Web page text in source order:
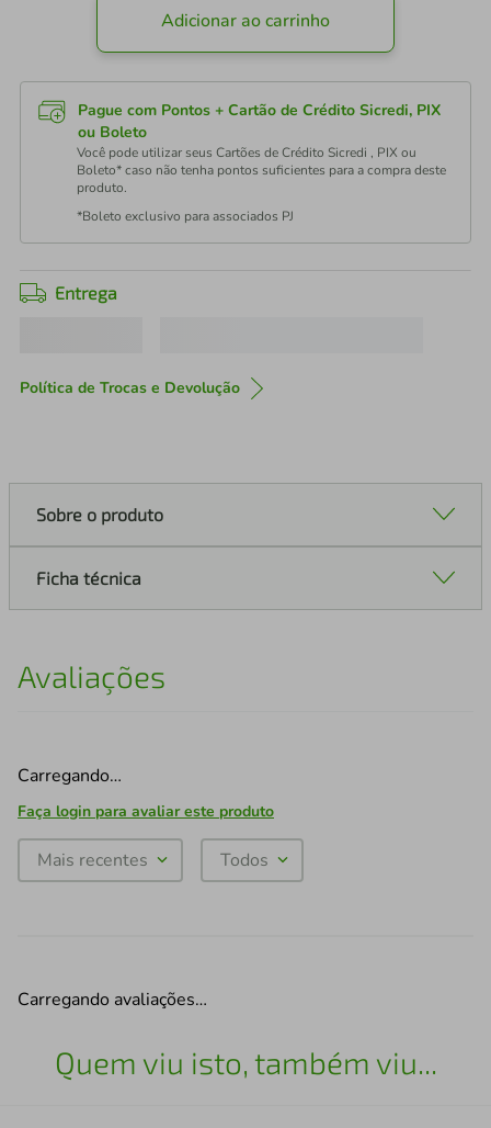
Adicionar ao carrinho
Pague com Pontos + Cartão de Crédito Sicredi, PIX
ou Boleto
Você pode utilizar seus Cartões de Crédito Sicredi , PIX ou
Boleto* caso não tenha pontos suficientes para a compra deste
produto.
*Boleto exclusivo para associados PJ
Entrega
Política de Trocas e Devolução
Sobre o produto
Ficha técnica
Avaliações
Carregando…
Faça login para avaliar este produto
Mais recentes Todos
Carregando avaliações…
Quem viu isto, também viu...